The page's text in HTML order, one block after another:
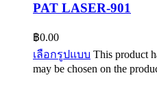
PAT LASER-901
฿0.00
เลือกรูปแบบ This product
may be chosen on the